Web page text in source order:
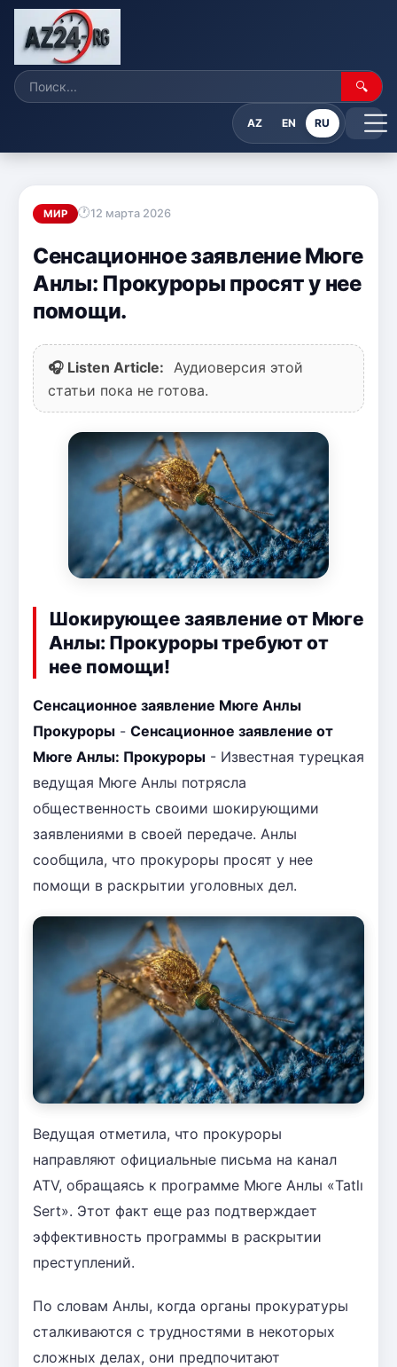
🔍
AZ EN RU
МИР 12 марта 2026
Сенсационное заявление Мюге
Анлы: Прокуроры просят у нее
помощи.
🎧 Listen Article:
Аудиоверсия этой
статьи пока не готова.
Шокирующее заявление от Мюге
Анлы: Прокуроры требуют от
нее помощи!
Сенсационное заявление Мюге Анлы
Прокуроры - Сенсационное заявление от
Мюге Анлы: Прокуроры - Известная турецкая
ведущая Мюге Анлы потрясла
общественность своими шокирующими
заявлениями в своей передаче. Анлы
сообщила, что прокуроры просят у нее
помощи в раскрытии уголовных дел.
Ведущая отметила, что прокуроры
направляют официальные письма на канал
ATV, обращаясь к программе Мюге Анлы «Tatlı
Sert». Этот факт еще раз подтверждает
эффективность программы в раскрытии
преступлений.
По словам Анлы, когда органы прокуратуры
сталкиваются с трудностями в некоторых
сложных делах, они предпочитают